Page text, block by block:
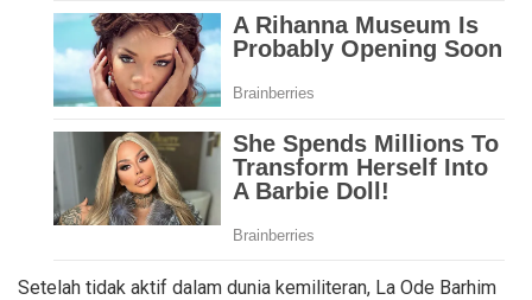
Setelah tidak aktif dalam dunia kemiliteran, La Ode Barhim